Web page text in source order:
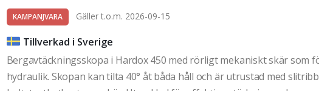
KAMPANJVARA Gäller t.o.m. 2026-09-15
Tillverkad i Sverige
Bergavtäckningsskopa i Hardox 450 med rörligt mekaniskt skär som
hydraulik. Skopan kan tilta 40° åt båda håll och är utrustad med